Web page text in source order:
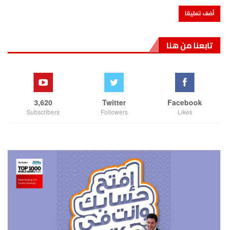
تابعنا من هنا
Facebook
Likes
Twitter
Followers
3,620
Subscribers